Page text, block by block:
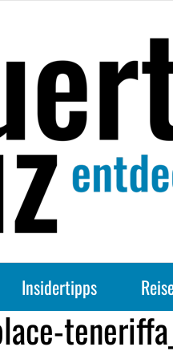
Insidertipps